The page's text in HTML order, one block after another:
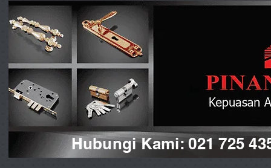
Hubungi Kami: 021 725